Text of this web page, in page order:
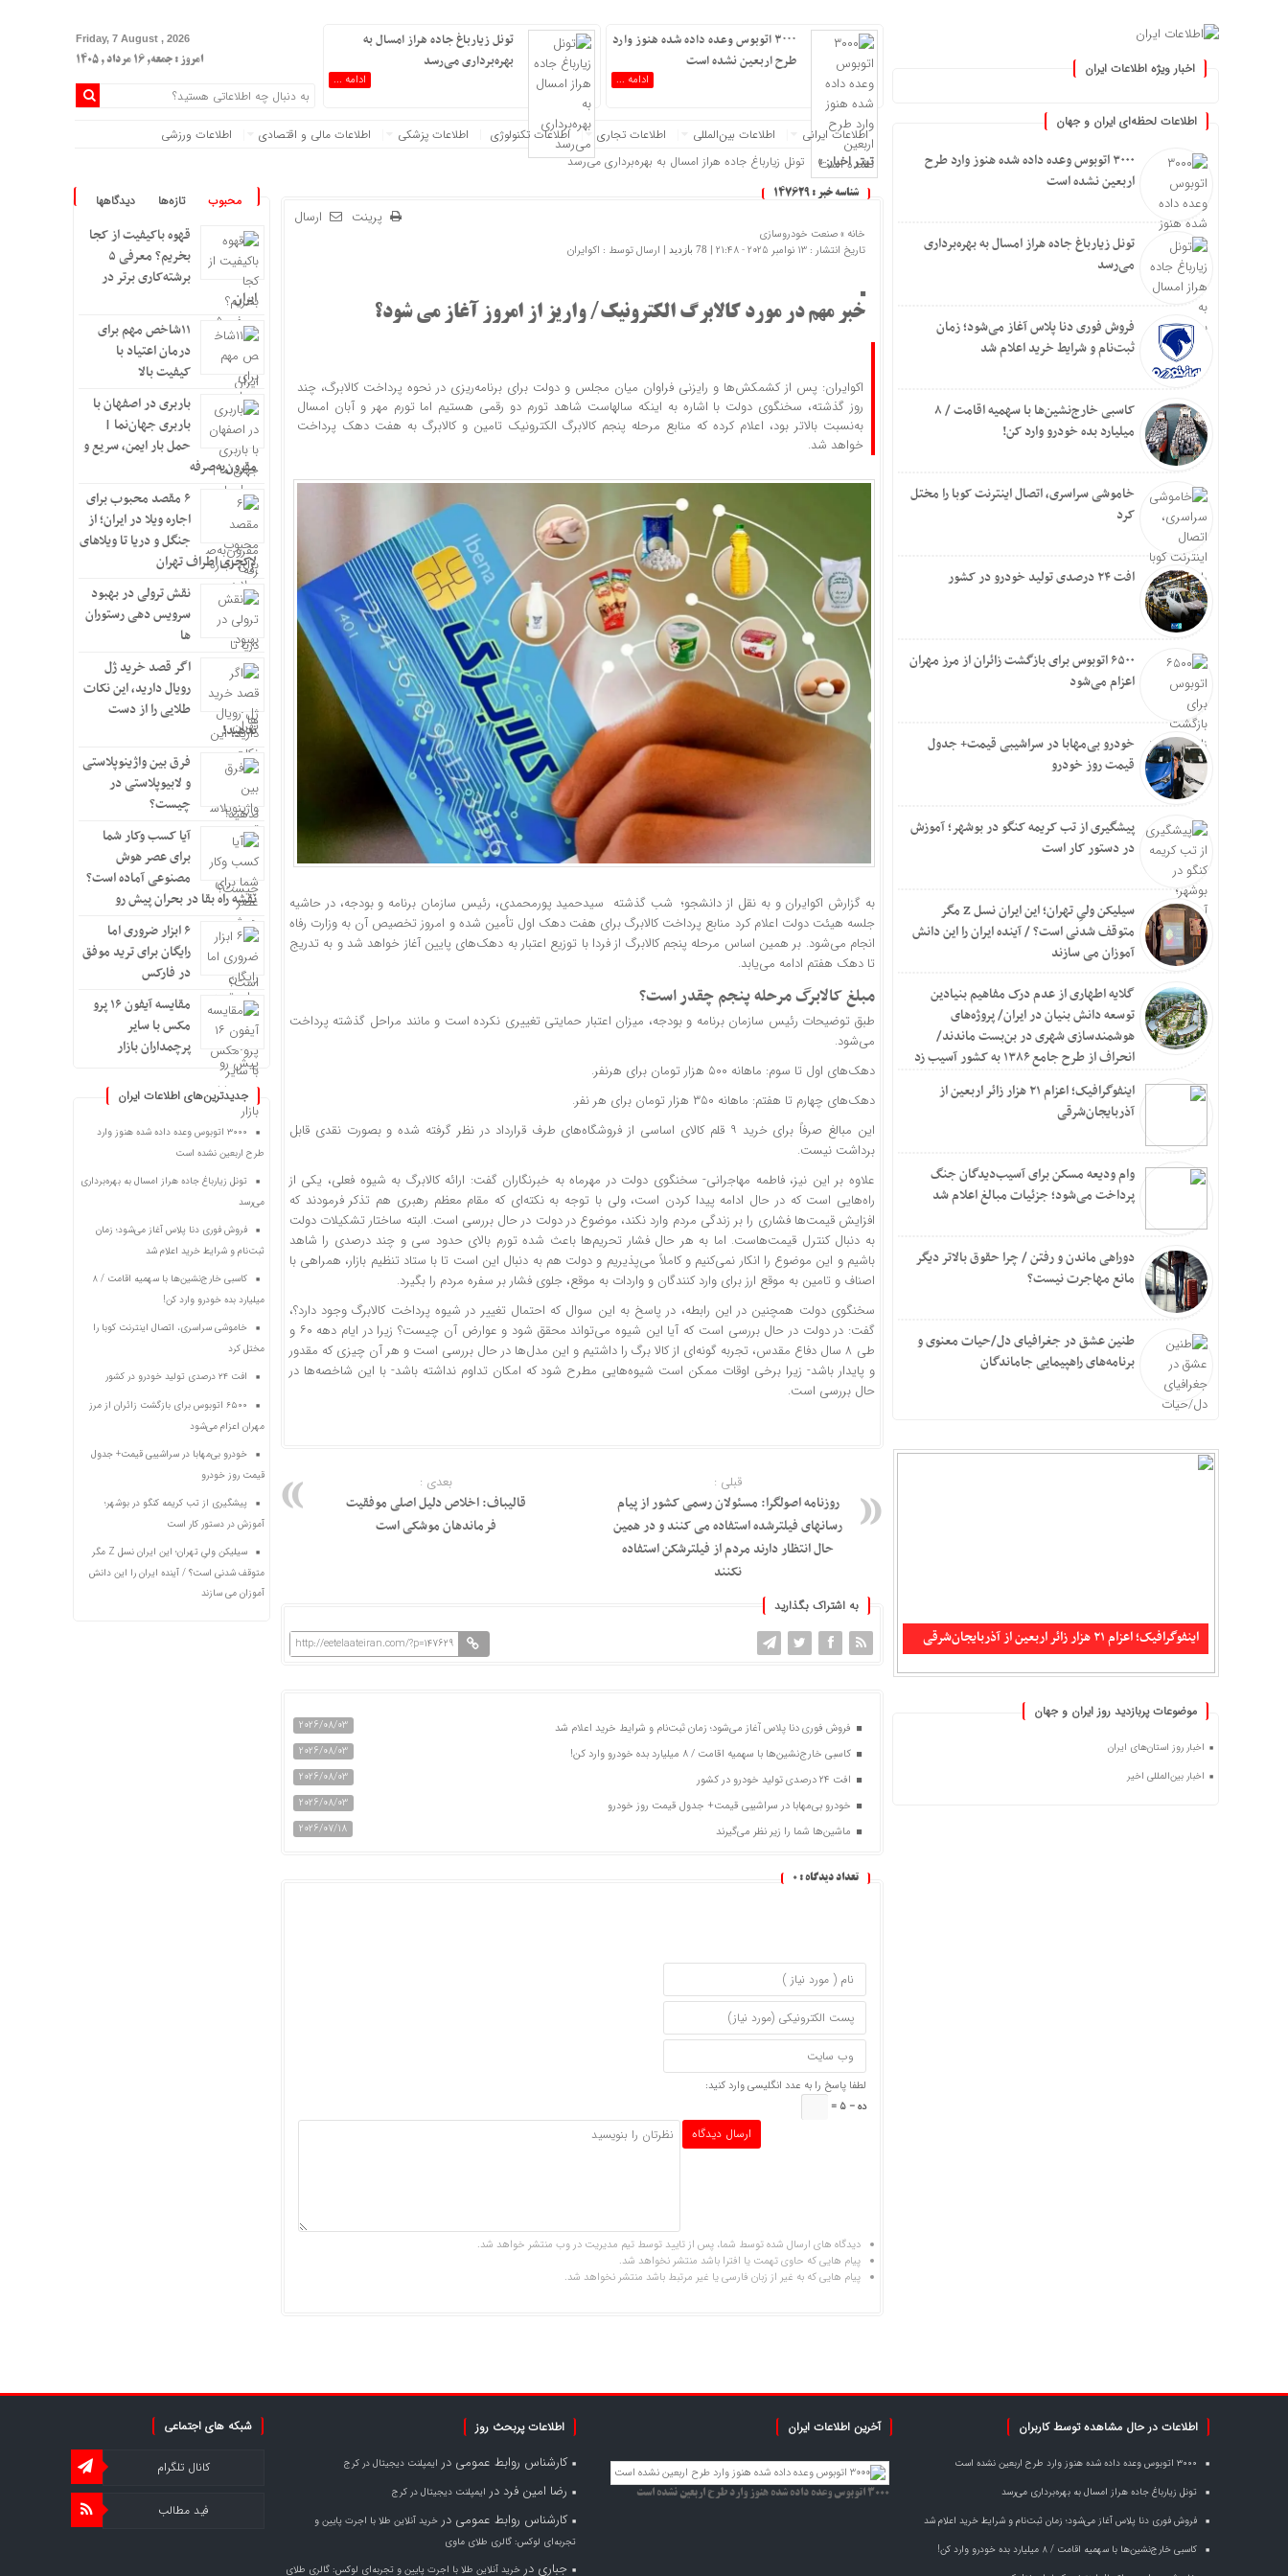
اخبار ویژه اطلاعات ایران
.: با اطلاعات ایران، اطلاعات خود را به‌روز کنید :.
اطلاعات لحظه‌ای ایران و جهان
۳۰۰۰ اتوبوس وعده داده شده هنوز وارد طرح
اربعین نشده است
تونل زیارباغ جاده هراز امسال به بهره‌برداری
می‌رسد
فروش فوری دنا پلاس آغاز می‌شود؛ زمان
ثبت‌نام و شرایط خرید اعلام شد
کاسبی خارج‌نشین‌ها با سهمیه اقامت / ۸
میلیارد بده خودرو وارد کن!
خاموشی سراسری، اتصال اینترنت کوبا را مختل
کرد
افت ۲۴ درصدی تولید خودرو در کشور
۶۵۰۰ اتوبوس برای بازگشت زائران از مرز مهران
اعزام می‌شود
خودرو بی‌مهابا در سراشیبی قیمت+ جدول
قیمت روز خودرو
پیشگیری از تب کریمه کنگو در بوشهر؛ آموزش
در دستور کار است
سیلیکن ولیِ تهران؛ این ایران نسل Z مگر
متوقف شدنی است؟ / آینده ایران را این دانش
آموزان می سازند
گلایه اطهاری از عدم درک مفاهیم بنیادین
توسعه دانش بنیان در ایران/ پروژه‌های
هوشمندسازی شهری در بن‌بست ماندند/
انحراف از طرح جامع ۱۳۸۶ به کشور آسیب زد
اینفوگرافیک؛ اعزام ۲۱ هزار زائر اربعین از
آذربایجان‌شرقی
وام ودیعه مسکن برای آسیب‌دیدگان جنگ
پرداخت می‌شود؛ جزئیات مبالغ اعلام شد
دوراهی ماندن و رفتن / چرا حقوق بالاتر دیگر
مانع مهاجرت نیست؟
طنین عشق در جغرافیای دل/حیات معنوی و
برنامه‌های راهپیمایی جاماندگان
اینفوگرافیک؛ اعزام ۲۱ هزار زائر اربعین از آذربایجان‌شرقی
جاسک
موضوعات پربازدید روز ایران و جهان
اخبار روز استان‌های ایران
اخبار بین‌المللی اخیر
۳۰۰۰ اتوبوس وعده داده شده هنوز وارد
طرح اربعین نشده است
ادامه ...
تونل زیارباغ جاده هراز امسال به
بهره‌برداری می‌رسد
ادامه ...
Friday, 7 August , 2026
امروز : جمعه, ۱۶ مرداد , ۱۴۰۵
اطلاعات‌ ‎ایرانی اطلاعات بین‌المللی اطلاعات تجاری اطلاعات تکنولوژی اطلاعات پزشکی اطلاعات مالی و اقتصادی اطلاعات ورزشی
تیتر اخبار: » تونل زیارباغ جاده هراز امسال به بهره‌برداری می‌رسد
شناسه خبر : 147629
ارسال پرینت
خانه »صنعت خودروسازی
تاریخ انتشار : 13 نوامبر 2025 - 21:48 |
78 بازدید | ارسال توسط : اکوایران
خبر مهم در مورد کالابرگ الکترونیک/ واریز از امروز آغاز می شود؟
اکوایران: پس از کشمکش‌ها و رایزنی فراوان میان مجلس و دولت برای برنامه‌ریزی در نحوه پرداخت کالابرگ، چند
روز گذشته، سخنگوی دولت با اشاره به اینکه سالهاست شاهد تورم دو رقمی هستیم اما تورم مهر و آبان امسال
به‌نسبت بالاتر بود، اعلام کرده که منابع مرحله پنجم کالابرگ الکترونیک تامین و کالابرگ به هفت دهک پرداخت
خواهد شد.
به گزارش اکوایران و به نقل از دانشجو؛ شب گذشته سیدحمید پورمحمدی، رئیس سازمان برنامه و بودجه، در حاشیه
جلسه هیئت دولت اعلام کرد منابع پرداخت کالابرگ برای هفت دهک اول تأمین شده و امروز تخصیص آن به وزارت رفاه
انجام می‌شود. بر همین اساس مرحله پنجم کالابرگ از فردا با توزیع اعتبار به دهک‌های پایین آغاز خواهد شد و به تدریج
تا دهک هفتم ادامه می‌یابد.
مبلغ کالابرگ مرحله پنجم چقدر است؟
طبق توضیحات رئیس سازمان برنامه و بودجه، میزان اعتبار حمایتی تغییری نکرده است و مانند مراحل گذشته پرداخت
می‌شود.
دهک‌های اول تا سوم: ماهانه ۵۰۰ هزار تومان برای هرنفر.
دهک‌های چهارم تا هفتم: ماهانه ۳۵۰ هزار تومان برای هر نفر.
این مبالغ صرفاً برای خرید ۹ قلم کالای اساسی از فروشگاه‌های طرف قرارداد در نظر گرفته شده و بصورت نقدی قابل
برداشت نیست.
علاوه بر این نیز، فاطمه مهاجرانی- سخنگوی دولت در مهرماه به خبرنگاران گفت: ارائه کالابرگ به شیوه فعلی، یکی از
راه‌هایی است که در حال ادامه پیدا کردن است، ولی با توجه به نکته‌ای که مقام معظم رهبری هم تذکر فرمودند که
افزایش قیمت‌ها فشاری را بر زندگی مردم وارد نکند، موضوع در دولت در حال بررسی است. البته ساختار تشکیلات دولت
به دنبال کنترل قیمت‌هاست. اما به هر حال فشار تحریم‌ها باعث شده تورم بالای حدود سی و چند درصدی را شاهد
باشیم و این موضوع را انکار نمی‌کنیم و کاملاً می‌پذیریم و دولت هم به دنبال این است تا با ستاد تنظیم بازار، همراهی با
اصناف و تامین به موقع ارز برای وارد کنندگان و واردات به موقع، جلوی فشار بر سفره مردم را بگیرد.
سخنگوی دولت همچنین در این رابطه، در پاسخ به این سوال که احتمال تغییر در شیوه پرداخت کالابرگ وجود دارد؟،
گفت: در دولت در حال بررسی است که آیا این شیوه می‌تواند محقق شود و عوارض آن چیست؟ زیرا در ایام دهه ۶۰ و
طی ۸ سال دفاع مقدس، تجربه گونه‌ای از کالا برگ را داشتیم و این مدل‌ها در حال بررسی است و هر آن چیزی که مقدور
و پایدار باشد- زیرا برخی اوقات ممکن است شیوه‌هایی مطرح شود که امکان تداوم نداشته باشد- با این شاخصه‌ها در
حال بررسی است.
بعدی :
قالیباف: اخلاص دلیل اصلی موفقیت
فرماندهان موشکی است
قبلی :
روزنامه اصولگرا: مسئولان رسمی کشور از پیام
رسانهای فیلترشده استفاده می کنند و در همین
حال انتظار دارند مردم از فیلترشکن استفاده
نکنند
به اشتراک بگذارید
http://eetelaateiran.com/?p=147629
فروش فوری دنا پلاس آغاز می‌شود؛ زمان ثبت‌نام و شرایط خرید اعلام شد
2026/08/03
کاسبی خارج‌نشین‌ها با سهمیه اقامت / ۸ میلیارد بده خودرو وارد کن!
2026/08/03
افت ۲۴ درصدی تولید خودرو در کشور
2026/08/03
خودرو بی‌مهابا در سراشیبی قیمت+ جدول قیمت روز خودرو
2026/08/03
ماشین‌ها شما را زیر نظر می‌گیرند
2026/07/18
تعداد دیدگاه : 0
لطفا پاسخ را به عدد انگلیسی وارد کنید:
ده − 5 =
دیدگاه های ارسال شده توسط شما، پس از تایید توسط تیم مدیریت در وب منتشر خواهد شد.
پیام هایی که حاوی تهمت یا افترا باشد منتشر نخواهد شد.
پیام هایی که به غیر از زبان فارسی یا غیر مرتبط باشد منتشر نخواهد شد.
محبوب تازه‌ها دیدگاهها
قهوه باکیفیت از کجا
بخریم؟ معرفی ۵
برشته‌کاری برتر در
ایران
۱۱شاخص مهم برای
درمان اعتیاد با
کیفیت بالا
باربری در اصفهان با
باربری جهان‌نما |
حمل بار ایمن، سریع و
مقرون‌به‌صرفه
۶ مقصد محبوب برای
اجاره ویلا در ایران؛ از
جنگل و دریا تا ویلاهای
لاکچری اطراف تهران
نقش ترولی در بهبود
سرویس دهی رستوران
ها
اگر قصد خرید ژل
رویال دارید، این نکات
طلایی را از دست
ندهید!
فرق بین واژینوپلاستی
و لابیوپلاستی در
چیست؟
آیا کسب وکار شما
برای عصر هوش
مصنوعی آماده است؟
نقشه راه بقا در بحران پیش رو
۶ ابزار ضروری اما
رایگان برای ترید موفق
در فارکس
مقایسه آیفون ۱۶ پرو
مکس با سایر
پرچمداران بازار
جدیدترین‌های اطلاعات ایران
۳۰۰۰ اتوبوس وعده داده شده هنوز وارد
طرح اربعین نشده است
تونل زیارباغ جاده هراز امسال به بهره‌برداری
می‌رسد
فروش فوری دنا پلاس آغاز می‌شود؛ زمان
ثبت‌نام و شرایط خرید اعلام شد
کاسبی خارج‌نشین‌ها با سهمیه اقامت / ۸
میلیارد بده خودرو وارد کن!
خاموشی سراسری، اتصال اینترنت کوبا را
مختل کرد
افت ۲۴ درصدی تولید خودرو در کشور
۶۵۰۰ اتوبوس برای بازگشت زائران از مرز
مهران اعزام می‌شود
خودرو بی‌مهابا در سراشیبی قیمت+ جدول
قیمت روز خودرو
پیشگیری از تب کریمه کنگو در بوشهر؛
آموزش در دستور کار است
سیلیکن ولیِ تهران؛ این ایران نسل Z مگر
متوقف شدنی است؟ / آینده ایران را این دانش
آموزان می سازند
اطلاعات در حال مشاهده توسط کاربران
۳۰۰۰ اتوبوس وعده داده شده هنوز وارد طرح اربعین نشده است
تونل زیارباغ جاده هراز امسال به بهره‌برداری می‌رسد
فروش فوری دنا پلاس آغاز می‌شود؛ زمان ثبت‌نام و شرایط خرید اعلام شد
کاسبی خارج‌نشین‌ها با سهمیه اقامت / ۸ میلیارد بده خودرو وارد کن!
آخرین اطلاعات ایران
۳۰۰۰ اتوبوس وعده داده شده هنوز وارد طرح اربعین نشده است
اطلاعات پربحث روز
کارشناس روابط عمومی در ایمپلنت دیجیتال در کرج
رضا امین فرد در ایمپلنت دیجیتال در کرج
کارشناس روابط عمومی درخرید آنلاین طلا با اجرت پایین و
تجربه‌ای لوکس: گالری طلای ماوی
جباری درخرید آنلاین طلا با اجرت پایین و تجربه‌ای لوکس: گالری طلای
شبکه های اجتماعی
کانال تلگرام
فید مطالب